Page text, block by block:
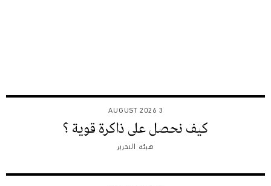
3 AUGUST 2026
كيف نحصل على ذاكرة قوية ؟
هيئة التحرير